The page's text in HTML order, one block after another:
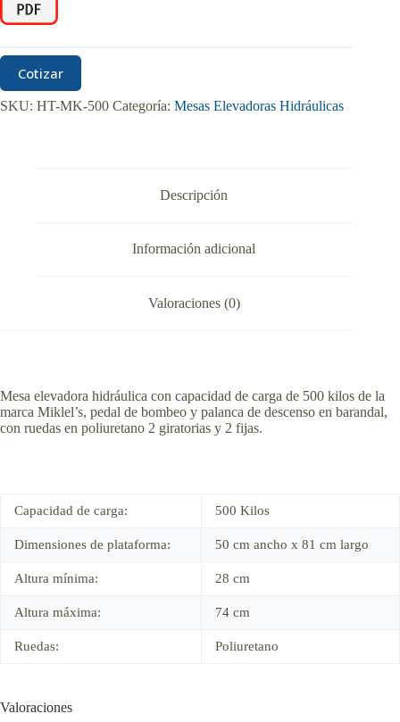
Cotizar
SKU: HT-MK-500 Categoría: Mesas Elevadoras Hidráulicas
Descripción
Información adicional
Valoraciones (0)
Mesa elevadora hidráulica con capacidad de carga de 500 kilos de la
marca Miklel’s, pedal de bombeo y palanca de descenso en barandal,
con ruedas en poliuretano 2 giratorias y 2 fijas.
Capacidad de carga: 500 Kilos
Dimensiones de plataforma: 50 cm ancho x 81 cm largo
Altura mínima: 28 cm
Altura máxima: 74 cm
Ruedas: Poliuretano
Valoraciones